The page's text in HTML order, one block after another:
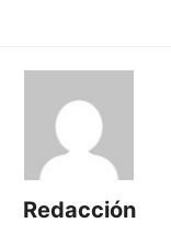
Redacción